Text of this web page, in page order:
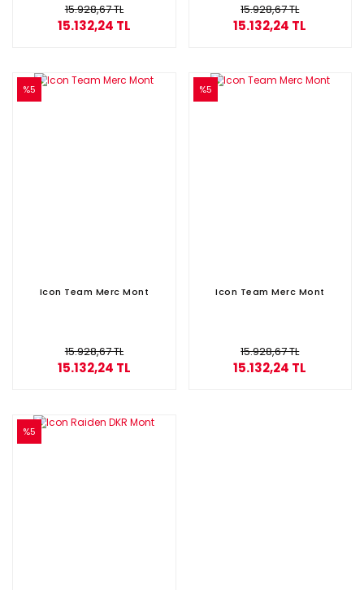
15.928,67 TL
15.132,24 TL
15.928,67 TL
15.132,24 TL
%5
Icon Team Merc Mont
15.928,67 TL
15.132,24 TL
%5
Icon Team Merc Mont
15.928,67 TL
15.132,24 TL
%5